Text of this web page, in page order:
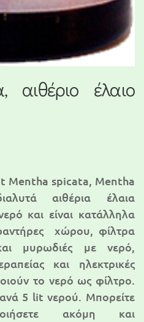
αιθέριο έλαιο
Mentha spicata, Mentha
αιθέρια έλαια
και είναι κατάλληλα
χώρου, φίλτρα
μυρωδιές με νερό,
και ηλεκτρικές
το νερό ως φίλτρο.
5 lit νερού. Μπορείτε
ακόμη και